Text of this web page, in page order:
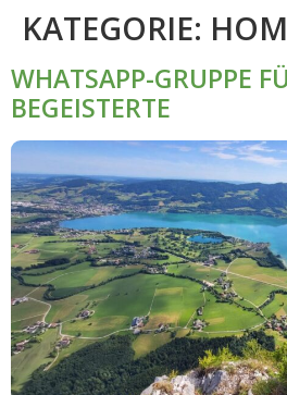
KATEGORIE:
WHATSAPP-GRUPPE
BEGEISTERTE